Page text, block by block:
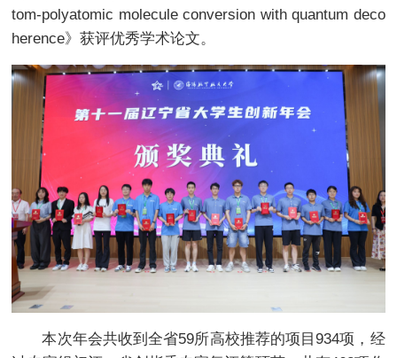
tom-polyatomic molecule conversion with quantum deco
herence》获评优秀学术论文。
本次年会共收到全省59所高校推荐的项目934项，经